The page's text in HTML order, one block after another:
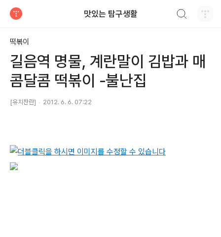
맛있는 탐구생활
떡볶이
길음역 명물, 계란말이 김밥과 매
콤달콤 떡볶이 -불난집
[유치찬란] 2012. 6. 6. 07:22